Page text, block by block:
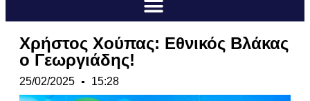
Xρήστος Χούπας: Εθνικός Βλάκας
ο Γεωργιάδης!
25/02/2025 15:28